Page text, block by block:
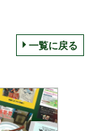
一覧に戻る